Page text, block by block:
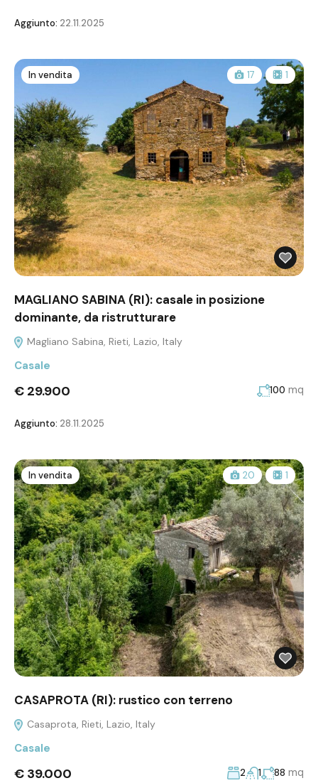
Aggiunto: 22.11.2025
In vendita 17 1
MAGLIANO SABINA (RI): casale in posizione
dominante, da ristrutturare
Magliano Sabina, Rieti, Lazio, Italy
Casale
€ 29.900 100 mq
Aggiunto: 28.11.2025
In vendita 20 1
CASAPROTA (RI): rustico con terreno
Casaprota, Rieti, Lazio, Italy
Casale
€ 39.000 2 1 88 mq